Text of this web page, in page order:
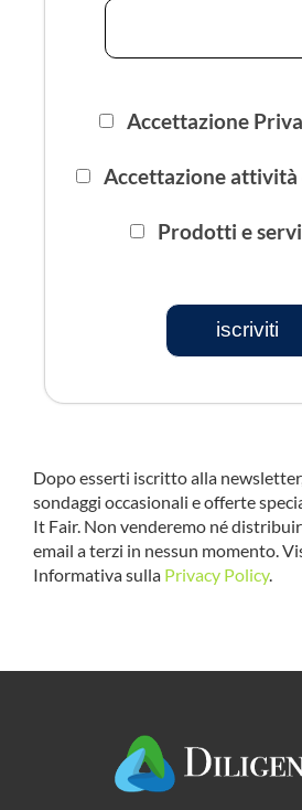
Accettazione
Accettazione
Prodotti e
iscriviti
Dopo esserti iscritto alla
sondaggi occasionali e offerte
It Fair. Non venderemo né
email a terzi in nessun momento.
Informativa sulla Privacy Policy.